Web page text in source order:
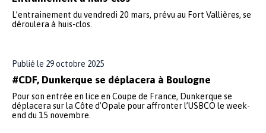
L’entrainement du vendredi 20 mars, prévu au Fort Vallières, se
déroulera à huis-clos.
Publié le 29 octobre 2025
#CDF, Dunkerque se déplacera à Boulogne
Pour son entrée en lice en Coupe de France, Dunkerque se
déplacera sur la Côte d’Opale pour affronter l’USBCO le week-
end du 15 novembre.